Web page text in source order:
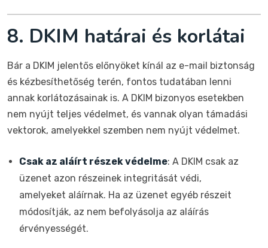
8. DKIM határai és korlátai
Bár a DKIM jelentős előnyöket kínál az e-mail biztonság
és kézbesíthetőség terén, fontos tudatában lenni
annak korlátozásainak is. A DKIM bizonyos esetekben
nem nyújt teljes védelmet, és vannak olyan támadási
vektorok, amelyekkel szemben nem nyújt védelmet.
Csak az aláírt részek védelme: A DKIM csak az
üzenet azon részeinek integritását védi,
amelyeket aláírnak. Ha az üzenet egyéb részeit
módosítják, az nem befolyásolja az aláírás
érvényességét.